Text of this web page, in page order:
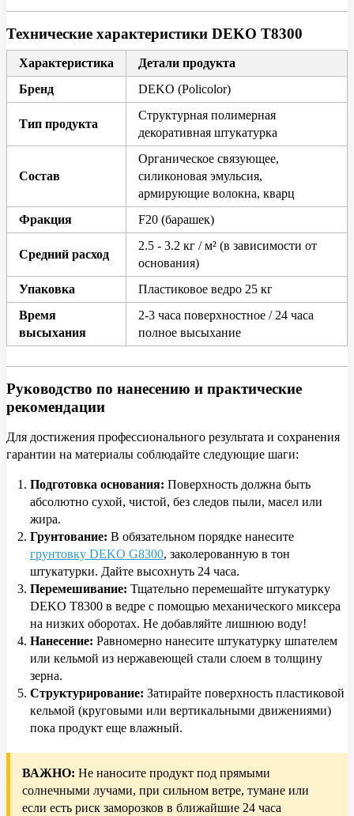
Технические характеристики DEKO T8300
Характеристика
Детали продукта
Бренд
DEKO (Policolor)
Тип продукта
Структурная полимерная
декоративная штукатурка
Состав
Органическое связующее,
силиконовая эмульсия,
армирующие волокна, кварц
Фракция
F20 (барашек)
Средний расход
2.5 - 3.2 кг / м² (в зависимости от
основания)
Упаковка
Пластиковое ведро 25 кг
Время
высыхания
2-3 часа поверхностное / 24 часа
полное высыхание
Руководство по нанесению и практические
рекомендации
Для достижения профессионального результата и сохранения
гарантии на материалы соблюдайте следующие шаги:
Подготовка основания: Поверхность должна быть
абсолютно сухой, чистой, без следов пыли, масел или
жира.
Грунтование: В обязательном порядке нанесите
грунтовку DEKO G8300, заколерованную в тон
штукатурки. Дайте высохнуть 24 часа.
Перемешивание: Тщательно перемешайте штукатурку
DEKO T8300 в ведре с помощью механического миксера
на низких оборотах. Не добавляйте лишнюю воду!
Нанесение: Равномерно нанесите штукатурку шпателем
или кельмой из нержавеющей стали слоем в толщину
зерна.
Структурирование: Затирайте поверхность пластиковой
кельмой (круговыми или вертикальными движениями)
пока продукт еще влажный.
ВАЖНО: Не наносите продукт под прямыми
солнечными лучами, при сильном ветре, тумане или
если есть риск заморозков в ближайшие 24 часа